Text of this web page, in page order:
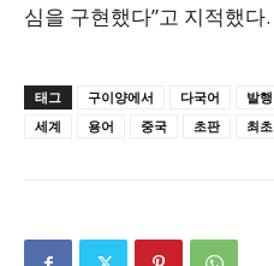
심을 구현했다”고 지적했다.
태그 구이양에서 다국어 발행
세계
용어 중국 초판 최초